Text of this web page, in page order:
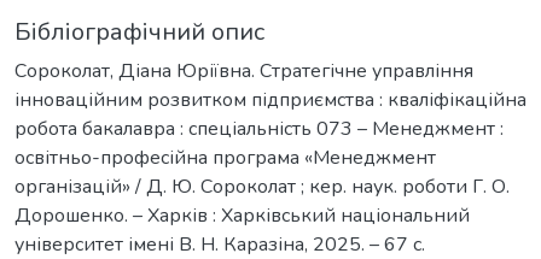
Бібліографічний опис
Сороколат, Діана Юріївна. Стратегічне управління
інноваційним розвитком підприємства : кваліфікаційна
робота бакалавра : спеціальність 073 – Менеджмент :
освітньо-професійна програма «Менеджмент
організацій» / Д. Ю. Сороколат ; кер. наук. роботи Г. О.
Дорошенко. – Харків : Харківський національний
університет імені В. Н. Каразіна, 2025. – 67 с.